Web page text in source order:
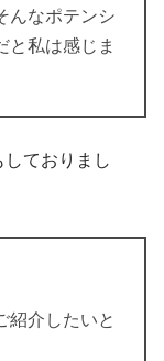
んなポテンシ
と私は感じま
ておりまし
紹介したいと